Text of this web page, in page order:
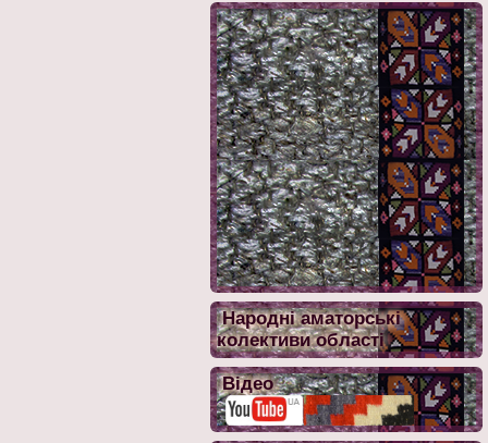
Народні аматорські
колективи області
Відео